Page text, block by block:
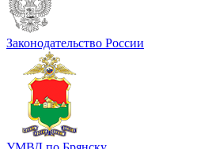
Законодательство России